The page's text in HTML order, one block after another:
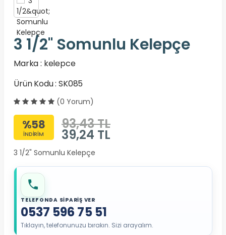
3 1/2" Somunlu Kelepçe
Marka : kelepce
Ürün Kodu : SK085
(0 Yorum)
%58
İNDİRİM
93,43 TL
39,24 TL
3 1/2" Somunlu Kelepçe
TELEFONDA SİPARİŞ VER
0537 596 75 51
Tıklayın, telefonunuzu bırakın. Sizi arayalım.